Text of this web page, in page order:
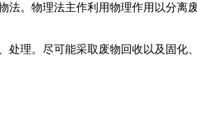
法。物理法主作利用物理作用以分
处理。尽可能采取废物回收以及固